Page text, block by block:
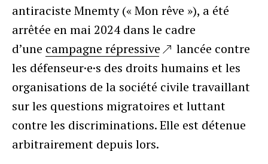
antiraciste Mnemty (« Mon rêve »), a été
arrêtée en mai 2024 dans le cadre
d’une campagne répressive
lancée contre
les défenseur·e·s des droits humains et les
organisations de la société civile travaillant
sur les questions migratoires et luttant
contre les discriminations. Elle est détenue
arbitrairement depuis lors.